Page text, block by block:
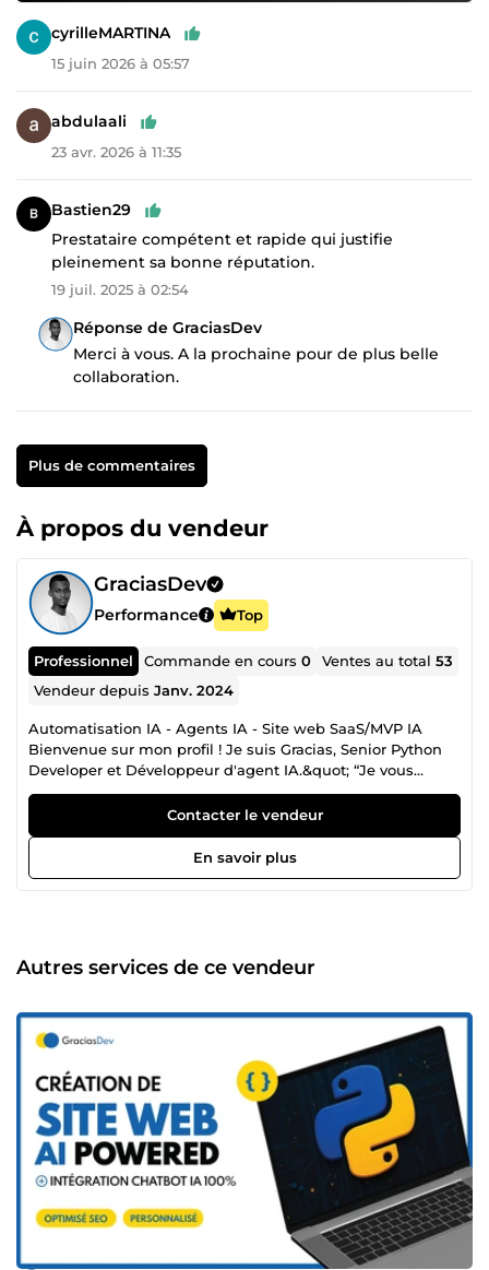
cyrilleMARTINA
15 juin 2026 à 05:57
abdulaali
23 avr. 2026 à 11:35
Bastien29
Prestataire compétent et rapide qui justifie
pleinement sa bonne réputation.
19 juil. 2025 à 02:54
Réponse de GraciasDev
Merci à vous. A la prochaine pour de plus belle
collaboration.
Plus de commentaires
À propos du vendeur
GraciasDev
Performance Top
Professionnel Commande en cours0 Ventes au total53
Vendeur depuisJanv. 2024
Automatisation IA - Agents IA - Site web SaaS/MVP IA
Bienvenue sur mon profil ! Je suis Gracias, Senior Python
Developer et Développeur d'agent IA.&quot; “Je vous
garantis 3 choses&quot; : ✅ mon professionnalisme ✅ mon
efficacité ✅ ma rapidité Ici, je transforme vos idées en
réalité ! Je suis un développeur backend Python et
spécialisé en Data Engineering. Fort de 5 années
d’expérience en développement d’applications,
chronaphages. J’ai une maîtrise pointue de plusieurs
outils et techniques du développement web que sont :
API REST, Cpanel, Server side, Postman, Visual Studio
Code, Filezilla, Google cloud, Wordpress, Woocommerce,
FTP Tools etc. 🧑‍💼 Durant ces cinq (05) dernières années,
j'ai aidé +200 propriétaires d'entreprises locales et
internationales à créer des logiciels de gestion, site &amp;
applications Web IA, à concevoir des programmes de
gestion en entreprises et à traiter des données issues
d’études de marché pour leurs entreprises. Et j'ai
maintenant un bagage d’expertise à partager également
sur ComeUp J’ai d’excellentes compétences en :
développement de site web vitrine, site blog, site e-
commerce et application web Ai (Site web dynamique)
Contacter le vendeur
En savoir plus
Autres services de ce vendeur